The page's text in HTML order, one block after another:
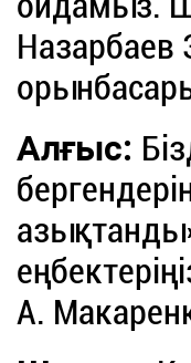
Назарбаев
Алғыс:
А.